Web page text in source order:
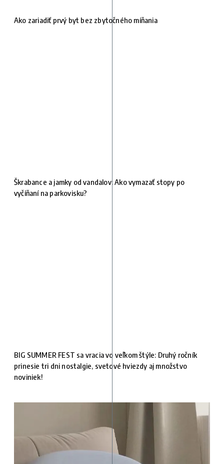
Ako zariadiť prvý byt bez zbytočného míňania
Škrabance a jamky od vandalov: Ako vymazať stopy po
vyčíňaní na parkovisku?
BIG SUMMER FEST sa vracia vo veľkom štýle: Druhý ročník
prinesie tri dni nostalgie, svetové hviezdy aj množstvo
noviniek!